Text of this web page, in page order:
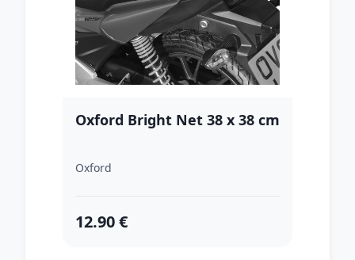
Oxford Bright Net 38 x 38 cm
Oxford
12.90 €